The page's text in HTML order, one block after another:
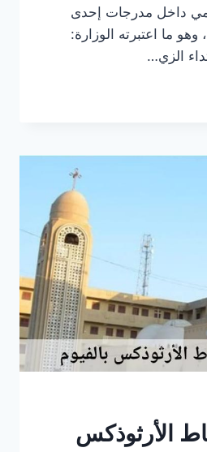
داخل مدرجات إحدى
وهو ما اعتبرته الوزارة:
الزي…
الأرثوذكس